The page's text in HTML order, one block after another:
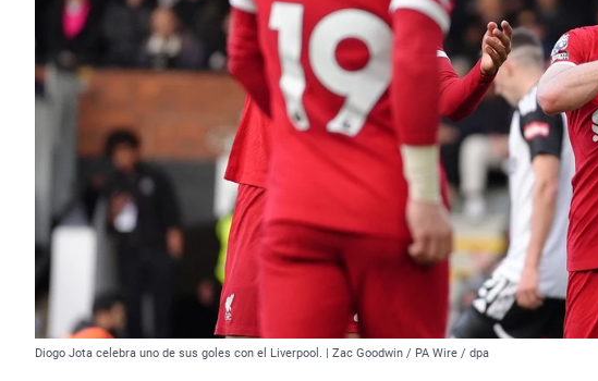
Diogo Jota celebra uno de sus goles con el Liverpool. | Zac Goodwin / PA Wire / dpa